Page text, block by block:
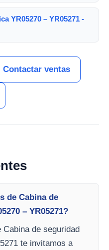
YR05270 – YR05271 -
Contactar ventas
de Cabina de
– YR05271?
de seguridad
te invitamos a